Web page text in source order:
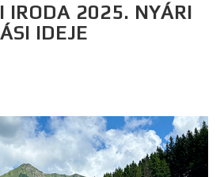
IRODA 2025. NYÁRI
IDEJE